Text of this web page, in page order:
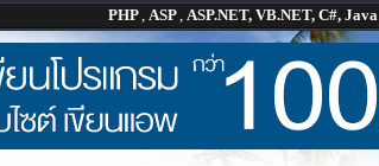
PHP, ASP, ASP.NET, VB.NET, C#, Java